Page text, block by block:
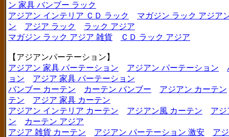
ン 家具 バンブー ラック
アジアン インテリア ＣＤ ラック
マガジン ラック アジア
ン
アジア ラック
ラック アジア
マガジン ラック アジア 雑貨
ＣＤ ラック アジア
【アジアンパーテーション】
アジアン 家具 パーテーション
アジアン パーテーション
ョン
アジア 家具 パーテーション
バンブー カーテン
カーテン バンブー
アジアン カーテン
テン
アジア 家具 カーテン
アジアン インテリア カーテン
アジアン風 カーテン
アジ
ン
カーテン アジア
アジア 雑貨 カーテン
アジアン パーテーション 激安 ア